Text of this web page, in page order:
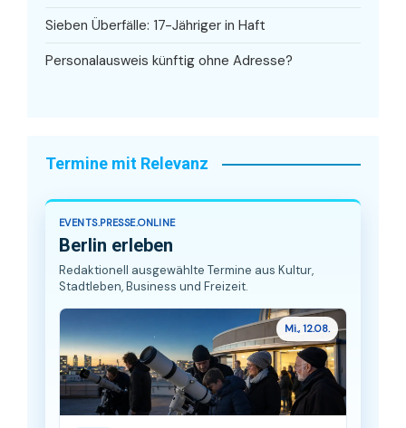
Sieben Überfälle: 17-Jähriger in Haft
Personalausweis künftig ohne Adresse?
Termine mit Relevanz
EVENTS.PRESSE.ONLINE
Berlin erleben
Redaktionell ausgewählte Termine aus Kultur,
Stadtleben, Business und Freizeit.
Mi., 12.08.